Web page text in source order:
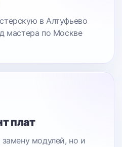
в Алтуфьево
мастера по Москве
плат
модулей, но и